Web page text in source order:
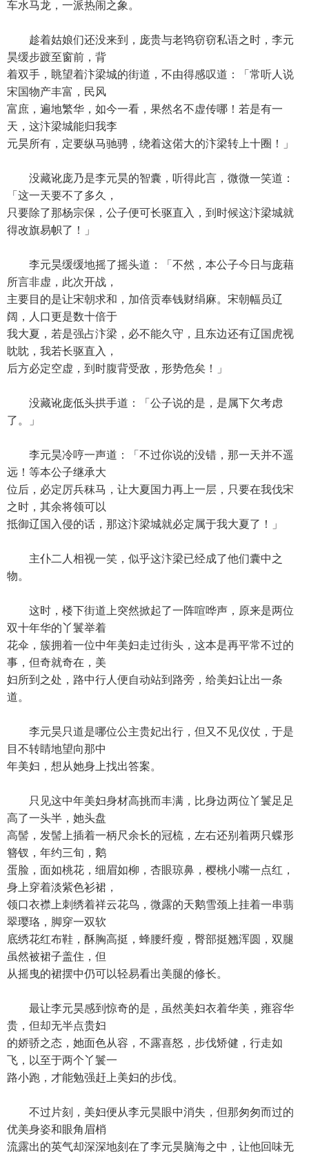
车水马龙，一派热闹之象。
趁着姑娘们还没来到，庞贵与老鸨窃窃私语之时，李元
昊缓步踱至窗前，背
着双手，眺望着汴梁城的街道，不由得感叹道：「常听人说
宋国物产丰富，民风
富庶，遍地繁华，如今一看，果然名不虚传哪！若是有一
天，这汴梁城能归我李
元昊所有，定要纵马驰骋，绕着这偌大的汴梁转上十圈！」
没藏讹庞乃是李元昊的智囊，听得此言，微微一笑道：
「这一天要不了多久，
只要除了那杨宗保，公子便可长驱直入，到时候这汴梁城就
得改旗易帜了！」
李元昊缓缓地摇了摇头道：「不然，本公子今日与庞藉
所言非虚，此次开战，
主要目的是让宋朝求和，加倍贡奉钱财绢麻。宋朝幅员辽
阔，人口更是数十倍于
我大夏，若是强占汴梁，必不能久守，且东边还有辽国虎视
眈眈，我若长驱直入，
后方必定空虚，到时腹背受敌，形势危矣！」
没藏讹庞低头拱手道：「公子说的是，是属下欠考虑
了。」
李元昊冷哼一声道：「不过你说的没错，那一天并不遥
远！等本公子继承大
位后，必定厉兵秣马，让大夏国力再上一层，只要在我伐宋
之时，其余将领可以
抵御辽国入侵的话，那这汴梁城就必定属于我大夏了！」
主仆二人相视一笑，似乎这汴梁已经成了他们囊中之
物。
这时，楼下街道上突然掀起了一阵喧哗声，原来是两位
双十年华的丫鬟举着
花伞，簇拥着一位中年美妇走过街头，这本是再平常不过的
事，但奇就奇在，美
妇所到之处，路中行人便自动站到路旁，给美妇让出一条
道。
李元昊只道是哪位公主贵妃出行，但又不见仪仗，于是
目不转睛地望向那中
年美妇，想从她身上找出答案。
只见这中年美妇身材高挑而丰满，比身边两位丫鬟足足
高了一头半，她头盘
高髻，发髻上插着一柄尺余长的冠梳，左右还别着两只蝶形
簪钗，年约三旬，鹅
蛋脸，面如桃花，细眉如柳，杏眼琼鼻，樱桃小嘴一点红，
身上穿着淡紫色衫裙，
领口衣襟上刺绣着祥云花鸟，微露的天鹅雪颈上挂着一串翡
翠璎珞，脚穿一双软
底绣花红布鞋，酥胸高挺，蜂腰纤瘦，臀部挺翘浑圆，双腿
虽然被裙子盖住，但
从摇曳的裙摆中仍可以轻易看出美腿的修长。
最让李元昊感到惊奇的是，虽然美妇衣着华美，雍容华
贵，但却无半点贵妇
的娇骄之态，她面色从容，不露喜怒，步伐矫健，行走如
飞，以至于两个丫鬟一
路小跑，才能勉强赶上美妇的步伐。
不过片刻，美妇便从李元昊眼中消失，但那匆匆而过的
优美身姿和眼角眉梢
流露出的英气却深深地刻在了李元昊脑海之中，让他回味无